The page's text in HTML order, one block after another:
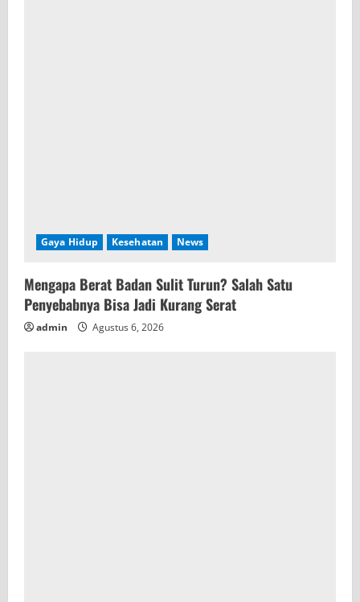
Gaya Hidup Kesehatan News
Mengapa Berat Badan Sulit Turun? Salah Satu
Penyebabnya Bisa Jadi Kurang Serat
admin Agustus 6, 2026